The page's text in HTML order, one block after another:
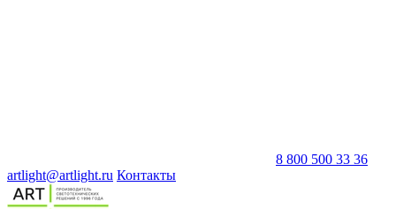
8 800 500 33 36
artlight@artlight.ru Контакты